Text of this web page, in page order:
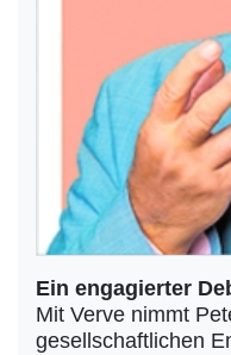
Ein engagierter
Mit Verve nimmt
gesellschaftlichen